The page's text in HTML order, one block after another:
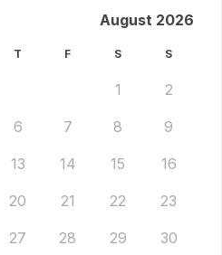
August 2026
T F S S
1 2
6 7 8 9
13 14 15 16
20 21 22 23
27 28 29 30